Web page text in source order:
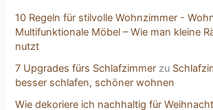
10 Regeln für stilvolle Wohnzimmer -
Multifunktionale Möbel – Wie man kleine
nutzt
7 Upgrades fürs Schlafzimmer zu
besser schlafen, schöner wohnen
Wie dekoriere ich nachhaltig für